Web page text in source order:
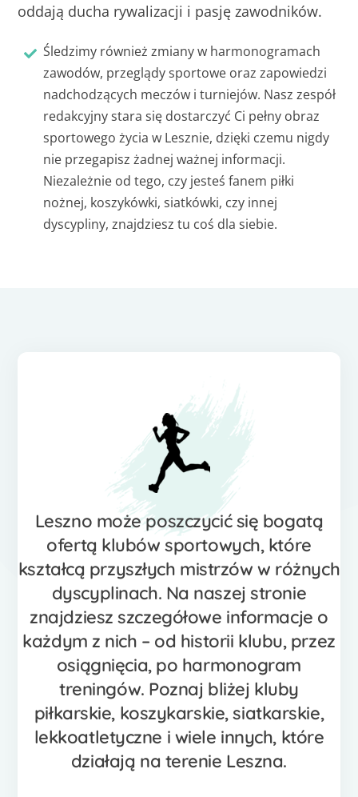
oddają ducha rywalizacji i pasję zawodników.
Śledzimy również zmiany w harmonogramach
zawodów, przeglądy sportowe oraz zapowiedzi
nadchodzących meczów i turniejów. Nasz zespół
redakcyjny stara się dostarczyć Ci pełny obraz
sportowego życia w Lesznie, dzięki czemu nigdy
nie przegapisz żadnej ważnej informacji.
Niezależnie od tego, czy jesteś fanem piłki
nożnej, koszykówki, siatkówki, czy innej
dyscypliny, znajdziesz tu coś dla siebie.
Leszno może poszczycić się bogatą
ofertą klubów sportowych, które
kształcą przyszłych mistrzów w różnych
dyscyplinach. Na naszej stronie
znajdziesz szczegółowe informacje o
każdym z nich – od historii klubu, przez
osiągnięcia, po harmonogram
treningów. Poznaj bliżej kluby
piłkarskie, koszykarskie, siatkarskie,
lekkoatletyczne i wiele innych, które
działają na terenie Leszna.